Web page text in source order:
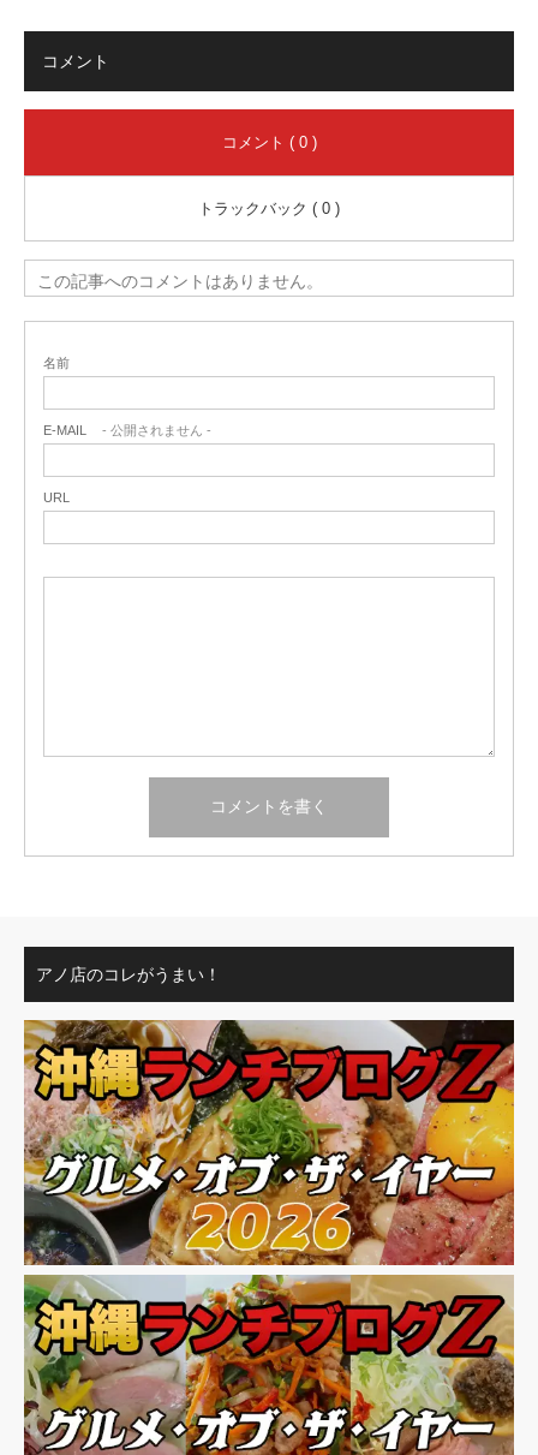
コメント
コメント ( 0 )
トラックバック ( 0 )
この記事へのコメントはありません。
名前
E-MAIL - 公開されません -
URL
アノ店のコレがうまい！